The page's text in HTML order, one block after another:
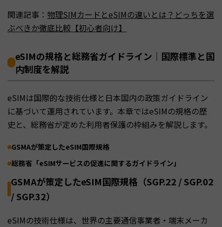
関連記事： 物理SIMカードとeSIMの違いとは？どっちを選
ぶべきか徹底比較【初心者向け】
eSIMの規格と総務省ガイドライン｜国際標準と国
内制度を解説
eSIMは国際的な技術仕様と日本国内の政策ガイドライン
に基づいて運用されています。本章ではeSIMの規格の歴
史と、総務省が定めた利用者保護の枠組みを解説します。
GSMAが策定したeSIM国際規格
総務省「eSIMサービスの促進に関するガイドライン」
GSMAが策定したeSIM国際規格（SGP.22 / SGP.02
/ SGP.32）
eSIMの技術仕様は、世界の主要通信事業者・端末メーカ